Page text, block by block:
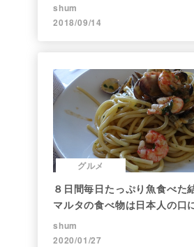
shum
2018/09/14
グルメ
８日間毎日たっぷり魚食べた
マルタの食べ物は日本人の口
shum
2020/01/27